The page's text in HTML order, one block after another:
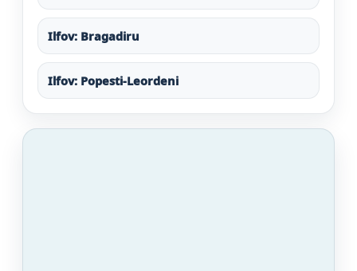
Ilfov: Bragadiru
Ilfov: Popesti-Leordeni